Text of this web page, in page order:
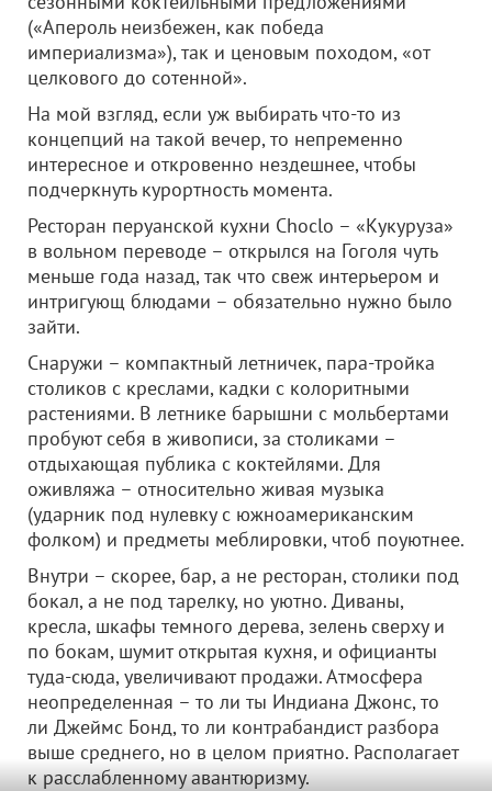
(«Апероль неизбежен, как победа
империализма»), так и ценовым походом, «от
целкового до сотенной».
На мой взгляд, если уж выбирать что-то из
концепций на такой вечер, то непременно
интересное и откровенно нездешнее, чтобы
подчеркнуть курортность момента.
Ресторан перуанской кухни Choclo – «Кукуруза»
в вольном переводе – открылся на Гоголя чуть
меньше года назад, так что свеж интерьером и
интригующ блюдами – обязательно нужно было
зайти.
Снаружи – компактный летничек, пара-тройка
столиков с креслами, кадки с колоритными
растениями. В летнике барышни с мольбертами
пробуют себя в живописи, за столиками –
отдыхающая публика с коктейлями. Для
оживляжа – относительно живая музыка
(ударник под нулевку с южноамериканским
фолком) и предметы меблировки, чтоб поуютнее.
Внутри – скорее, бар, а не ресторан, столики под
бокал, а не под тарелку, но уютно. Диваны,
кресла, шкафы темного дерева, зелень сверху и
по бокам, шумит открытая кухня, и официанты
туда-сюда, увеличивают продажи. Атмосфера
неопределенная – то ли ты Индиана Джонс, то
ли Джеймс Бонд, то ли контрабандист разбора
выше среднего, но в целом приятно. Располагает
к расслабленному авантюризму.